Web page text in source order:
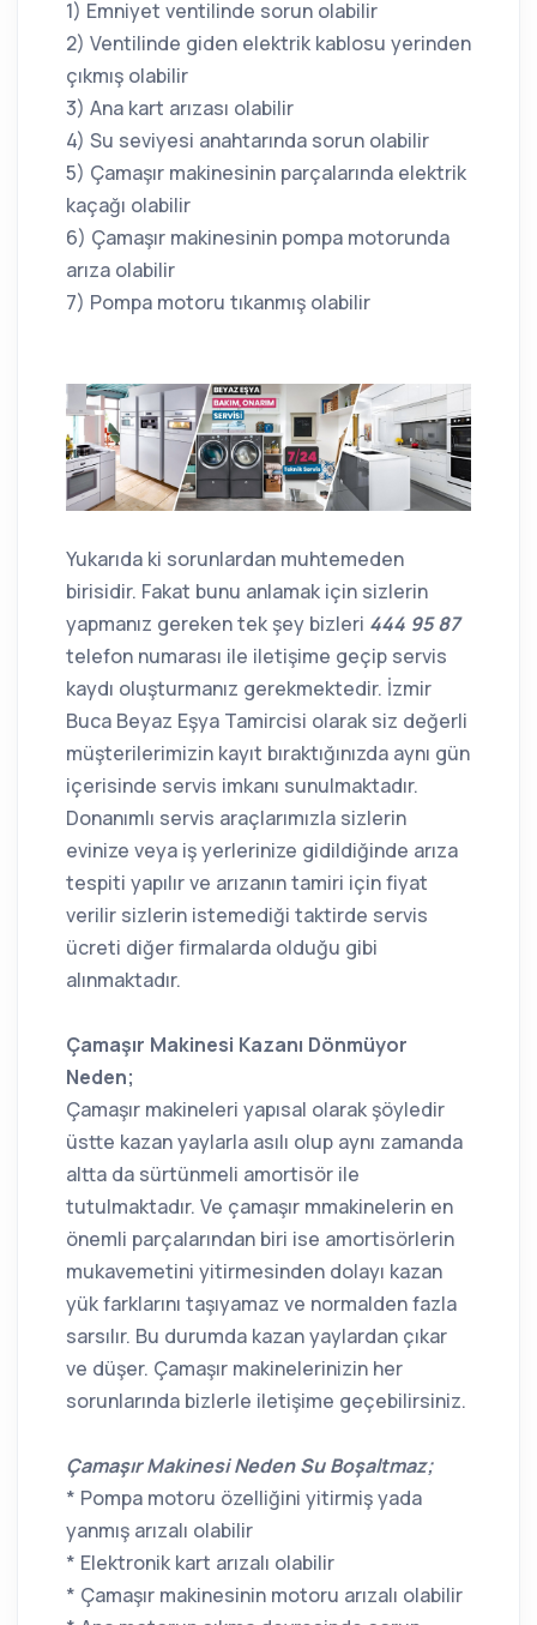
1) Emniyet ventilinde sorun olabilir
2) Ventilinde giden elektrik kablosu yerinden
çıkmış olabilir
3) Ana kart arızası olabilir
4) Su seviyesi anahtarında sorun olabilir
5) Çamaşır makinesinin parçalarında elektrik
kaçağı olabilir
6) Çamaşır makinesinin pompa motorunda
arıza olabilir
7) Pompa motoru tıkanmış olabilir
Yukarıda ki sorunlardan muhtemeden
birisidir. Fakat bunu anlamak için sizlerin
yapmanız gereken tek şey bizleri 444 95 87
telefon numarası ile iletişime geçip servis
kaydı oluşturmanız gerekmektedir. İzmir
Buca Beyaz Eşya Tamircisi olarak siz değerli
müşterilerimizin kayıt bıraktığınızda aynı gün
içerisinde servis imkanı sunulmaktadır.
Donanımlı servis araçlarımızla sizlerin
evinize veya iş yerlerinize gidildiğinde arıza
tespiti yapılır ve arızanın tamiri için fiyat
verilir sizlerin istemediği taktirde servis
ücreti diğer firmalarda olduğu gibi
alınmaktadır.
Çamaşır Makinesi Kazanı Dönmüyor
Neden;
Çamaşır makineleri yapısal olarak şöyledir
üstte kazan yaylarla asılı olup aynı zamanda
altta da sürtünmeli amortisör ile
tutulmaktadır. Ve çamaşır mmakinelerin en
önemli parçalarından biri ise amortisörlerin
mukavemetini yitirmesinden dolayı kazan
yük farklarını taşıyamaz ve normalden fazla
sarsılır. Bu durumda kazan yaylardan çıkar
ve düşer. Çamaşır makinelerinizin her
sorunlarında bizlerle iletişime geçebilirsiniz.
Çamaşır Makinesi Neden Su Boşaltmaz;
* Pompa motoru özelliğini yitirmiş yada
yanmış arızalı olabilir
* Elektronik kart arızalı olabilir
* Çamaşır makinesinin motoru arızalı olabilir